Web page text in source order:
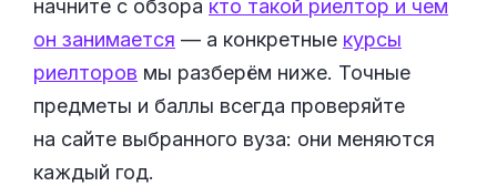
начните с обзора кто такой риелтор и чем
он занимается — а конкретные курсы
риелторов мы разберём ниже. Точные
предметы и баллы всегда проверяйте
на сайте выбранного вуза: они меняются
каждый год.